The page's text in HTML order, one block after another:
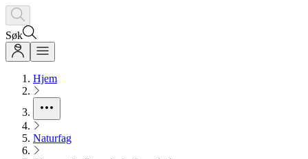
Søk
Hjem
Naturfag